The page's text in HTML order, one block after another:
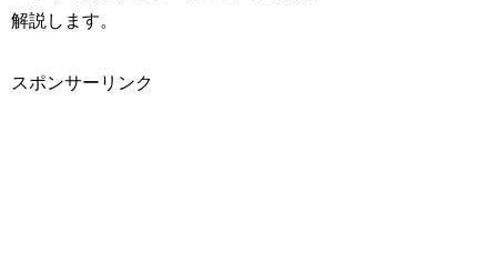
解説します。
スポンサーリンク